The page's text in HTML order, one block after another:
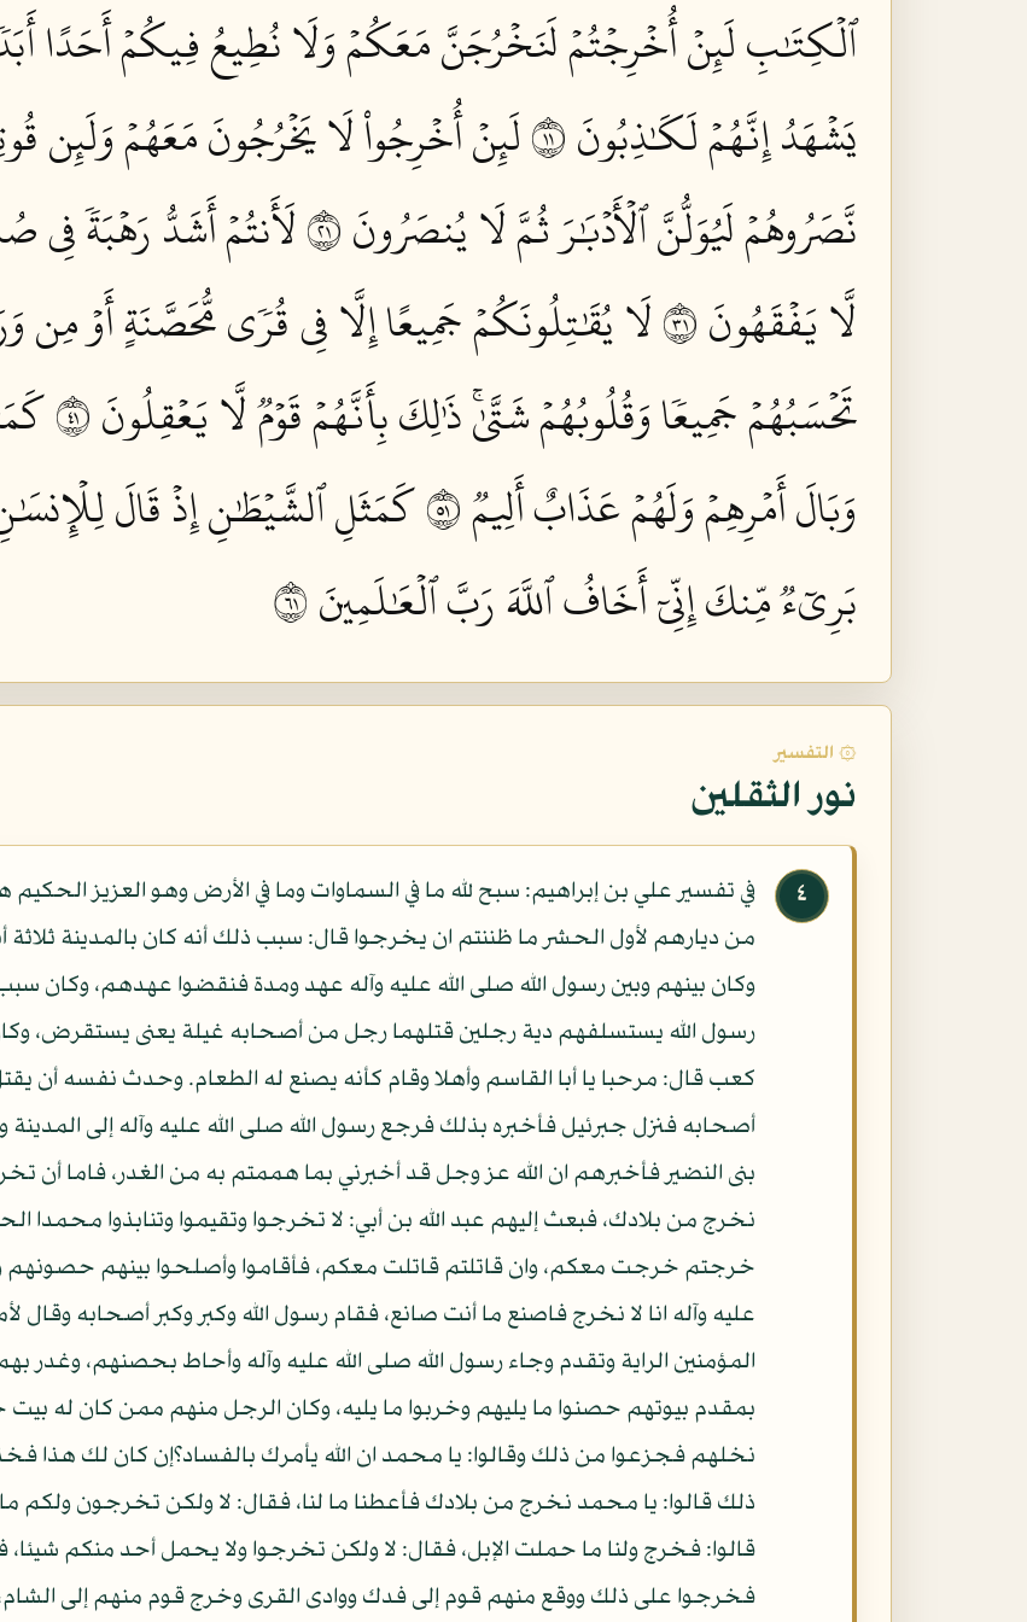
ٱلۡكِتَٰبِ لَئِنۡ أُخۡرِجۡتُمۡ لَنَخۡرُجَنَّ مَعَكُمۡ وَلَا نُطِيعُ فِيكُمۡ أَحَدًا
يَشۡهَدُ إِنَّهُمۡ لَكَٰذِبُونَ ١١
لَئِنۡ أُخۡرِجُواْ لَا يَخۡرُجُونَ مَعَهُمۡ وَلَئِن
نَّصَرُوهُمۡ لَيُوَلُّنَّ ٱلۡأَدۡبَٰرَ ثُمَّ لَا يُنصَرُونَ ١٢
لَأَنتُمۡ أَشَدُّ رَهۡبَةٗ فِي
لَّا يَفۡقَهُونَ ١٣
لَا يُقَٰتِلُونَكُمۡ جَمِيعًا إِلَّا فِي قُرٗى مُّحَصَّنَةٍ أَوۡ مِن
تَحۡسَبُهُمۡ جَمِيعٗا وَقُلُوبُهُمۡ شَتَّىٰۚ ذَٰلِكَ بِأَنَّهُمۡ قَوۡمٞ لَّا يَعۡقِلُونَ ١٤
وَبَالَ أَمۡرِهِمۡ وَلَهُمۡ عَذَابٌ أَلِيمٞ ١٥
كَمَثَلِ ٱلشَّيۡطَٰنِ إِذۡ قَالَ
بَرِيٓءٞ مِّنكَ إِنِّيٓ أَخَافُ ٱللَّهَ رَبَّ ٱلۡعَٰلَمِينَ ١٦
۞ التفسير
نور الثقلين
٤
في تفسير علي بن إبراهيم: سبح لله ما في السماوات وما في الأرض وهو العزيز
من ديارهم لأول الحشر ما ظننتم ان يخرجوا قال: سبب ذلك أنه كان بالمدينة ثلاثة
وكان بينهم وبين رسول الله صلى الله عليه وآله عهد ومدة فنقضوا عهدهم، وكان
رسول الله يستسلفهم دية رجلين قتلهما رجل من أصحابه غيلة يعنى يستقرض،
كعب قال: مرحبا يا أبا القاسم وأهلا وقام كأنه يصنع له الطعام. وحدث نفسه أن
أصحابه فنزل جبرئيل فأخبره بذلك فرجع رسول الله صلى الله عليه وآله إلى
بنى النضير فأخبرهم ان الله عز وجل قد أخبرني بما هممتم به من الغدر، فاما أن
نخرج من بلادك، فبعث إليهم عبد الله بن أبي: لا تخرجوا وتقيموا وتنابذوا محمدا
خرجتم خرجت معكم، وان قاتلتم قاتلت معكم، فأقاموا وأصلحوا بينهم حصونهم
عليه وآله انا لا نخرج فاصنع ما أنت صانع، فقام رسول الله وكبر وكبر أصحابه وقال
المؤمنين الراية وتقدم وجاء رسول الله صلى الله عليه وآله وأحاط بحصنهم، وغدر
بمقدم بيوتهم حصنوا ما يليهم وخربوا ما يليه، وكان الرجل منهم ممن كان له
نخلهم فجزعوا من ذلك وقالوا: يا محمد ان الله يأمرك بالفساد؟إن كان لك هذا
ذلك قالوا: يا محمد نخرج من بلادك فأعطنا ما لنا، فقال: لا ولكن تخرجون ولكم ما
قالوا: فخرج ولنا ما حملت الإبل، فقال: لا ولكن تخرجوا ولا يحمل أحد منكم
فخرجوا على ذلك ووقع منهم قوم إلى فدك ووادى القرى وخرج قوم منهم إلى الشام،